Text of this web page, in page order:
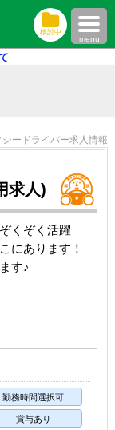
検討中
menu
ードライバー求人情報
求人)
くぞく活躍
にあります！
す♪
勤務時間選択可
賞与あり